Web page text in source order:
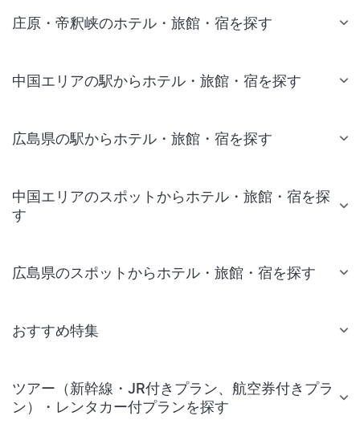
庄原・帝釈峡のホテル・旅館・宿を探す
中国エリアの駅からホテル・旅館・宿を探す
広島県の駅からホテル・旅館・宿を探す
中国エリアのスポットからホテル・旅館・宿を探
す
広島県のスポットからホテル・旅館・宿を探す
おすすめ特集
ツアー（新幹線・JR付きプラン、航空券付きプラ
ン）・レンタカー付プランを探す